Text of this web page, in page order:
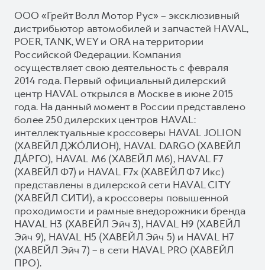
ООО «Грейт Волл Мотор Рус» – эксклюзивный
дистрибьютор автомобилей и запчастей HAVAL,
POER, TANK, WEY и ORA на территории
Российской Федерации. Компания
осуществляет свою деятельность с февраля
2014 года. Первый официальный дилерский
центр HAVAL открылся в Москве в июне 2015
года. На данный момент в России представлено
более 250 дилерских центров HAVAL:
интеллектуальные кроссоверы HAVAL JOLION
(ХАВЕЙЛ ДЖО́ЛИОН), HAVAL DARGO (ХАВЕЙЛ
ДА́РГО), HAVAL М6 (ХАВЕЙЛ M6), HAVAL F7
(ХАВЕЙЛ Ф7) и HAVAL F7x (ХАВЕЙЛ Ф7 Икс)
представлены в дилерской сети HAVAL CITY
(ХАВЕЙЛ СИТИ), а кроссоверы повышенной
проходимости и рамные внедорожники бренда
HAVAL H3 (ХАВЕЙЛ Эйч 3), HAVAL H9 (ХАВЕЙЛ
Эйч 9), HAVAL H5 (ХАВЕЙЛ Эйч 5) и HAVAL H7
(ХАВЕЙЛ Эйч 7) – в сети HAVAL PRO (ХАВЕЙЛ
ПРО).